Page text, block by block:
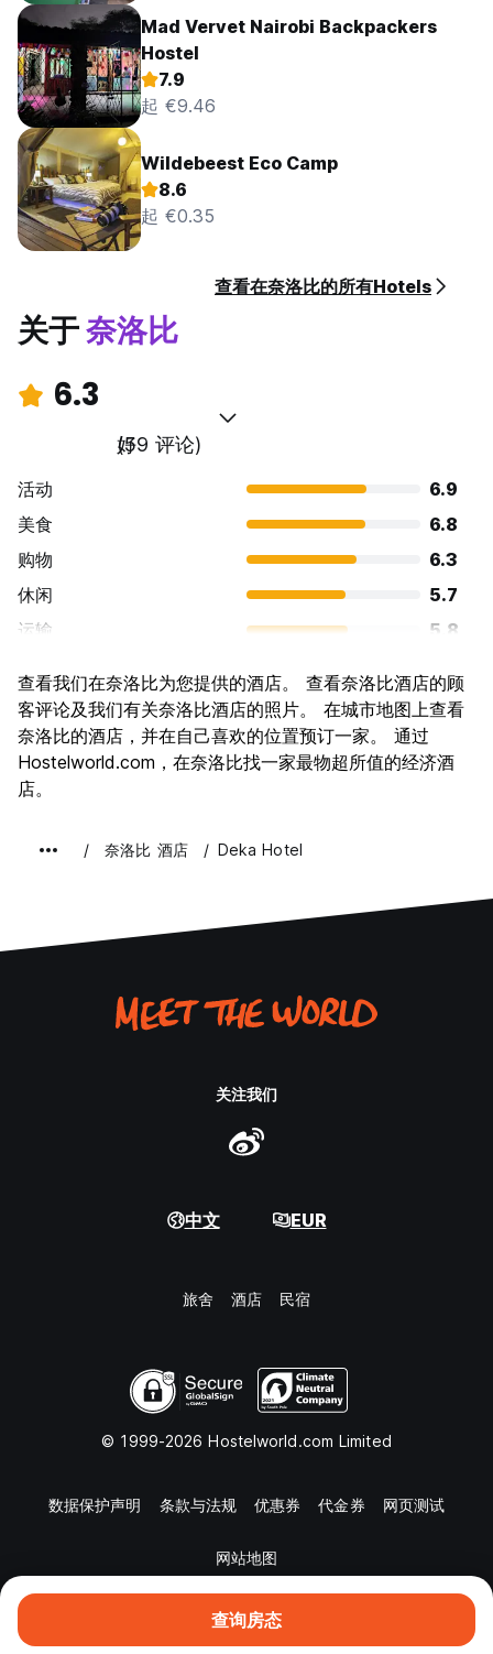
查询房态
Mad Vervet Nairobi Backpackers
Hostel
7.9
起 €9.46
Wildebeest Eco Camp
8.6
起 €0.35
查看在奈洛比的所有Hotels
关于奈洛比
6.3
好
(59 评论)
活动
6.9
美食
6.8
购物
6.3
休闲
5.7
运输
5.8
文化
6.8
夜生活
物有所值
6.1
查看我们在奈洛比为您提供的酒店。 查看奈洛比酒店的顾
客评论及我们有关奈洛比酒店的照片。 在城市地图上查看
奈洛比的酒店，并在自己喜欢的位置预订一家。 通过
Hostelworld.com，在奈洛比找一家最物超所值的经济酒
店。
奈洛比 酒店 Deka Hotel
关注我们
中文 EUR
旅舍 酒店 民宿
© 1999-2026 Hostelworld.com Limited
数据保护声明 条款与法规 优惠券 代金券 网页测试
网站地图